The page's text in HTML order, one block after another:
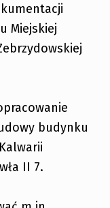
Miejskiej
budynku
II 7.